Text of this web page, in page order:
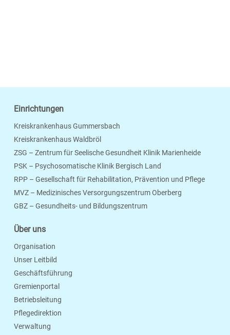
Einrichtungen
Kreiskrankenhaus Gummersbach
Kreiskrankenhaus Waldbröl
ZSG – Zentrum für Seelische Gesundheit Klinik Marienheide
PSK – Psychosomatische Klinik Bergisch Land
RPP – Gesellschaft für Rehabilitation, Prävention und Pflege
MVZ – Medizinisches Versorgungszentrum Oberberg
GBZ – Gesundheits- und Bildungszentrum
Über uns
Organisation
Unser Leitbild
Geschäftsführung
Gremienportal
Betriebsleitung
Pflegedirektion
Verwaltung